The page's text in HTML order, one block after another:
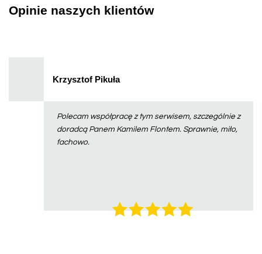
Opinie naszych klientów
Krzysztof Pikuła
Polecam współpracę z tym serwisem, szczególnie z
doradcą Panem Kamilem Flontem. Sprawnie, miło,
fachowo.